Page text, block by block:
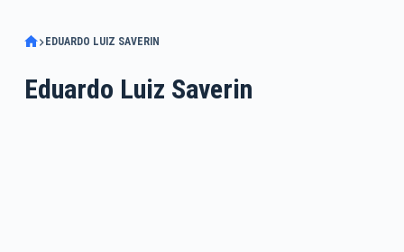
EDUARDO LUIZ SAVERIN
Eduardo Luiz Saverin